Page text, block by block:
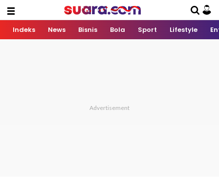
Indeks News Bisnis Bola Sport Lifestyle